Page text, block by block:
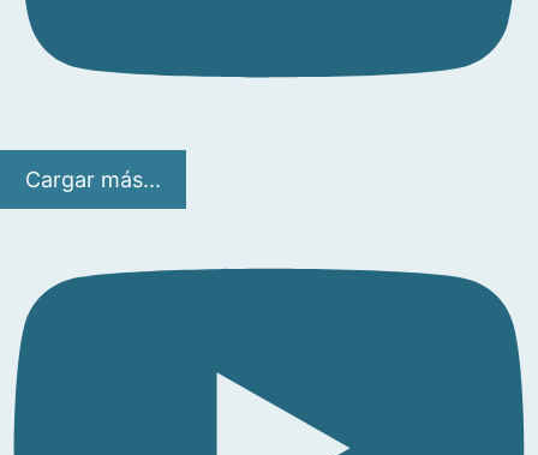
Cargar más...